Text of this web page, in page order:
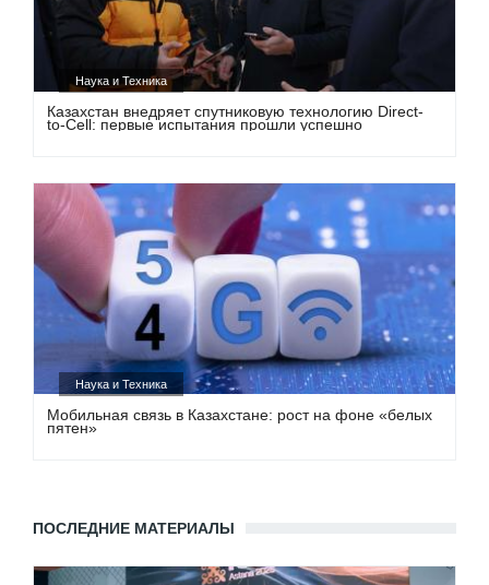
Наука и Техника
Казахстан внедряет спутниковую технологию Direct-
to-Cell: первые испытания прошли успешно
Наука и Техника
Мобильная связь в Казахстане: рост на фоне «белых
пятен»
ПОСЛЕДНИЕ МАТЕРИАЛЫ